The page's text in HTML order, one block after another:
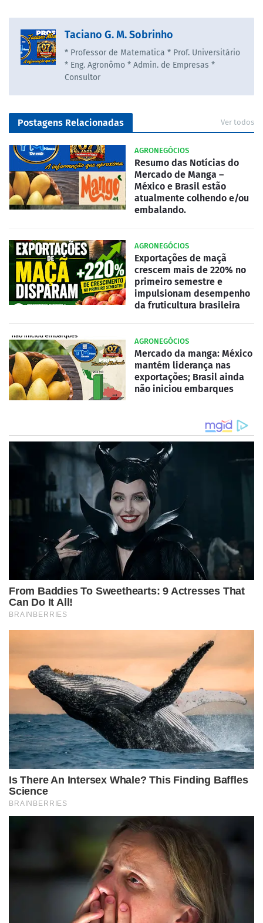
Taciano G. M. Sobrinho
* Professor de Matematica * Prof. Universitário
* Eng. Agronômo * Admin. de Empresas *
Consultor
Postagens Relacionadas Ver todos
AGRONEGÓCIOS
Resumo das Notícias do
Mercado de Manga –
México e Brasil estão
atualmente colhendo e/ou
embalando.
AGRONEGÓCIOS
Exportações de maçã
crescem mais de 220% no
primeiro semestre e
impulsionam desempenho
da fruticultura brasileira
AGRONEGÓCIOS
Mercado da manga: México
mantém liderança nas
exportações; Brasil ainda
não iniciou embarques